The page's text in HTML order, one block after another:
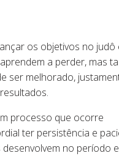
os objetivos no judô
a perder, mas
ser melhorado,
processo que ocorre
ter persistência e
no período